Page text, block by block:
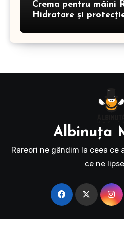
Crema pentru mâini
Hidratare și
Albinuţa
Rareori ne gândim la ceea ce
ce ne